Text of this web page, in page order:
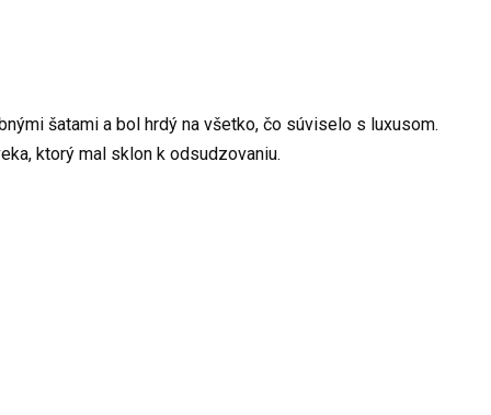
šatami a bol hrdý na všetko, čo súviselo s luxusom.
ktorý mal sklon k odsudzovaniu.